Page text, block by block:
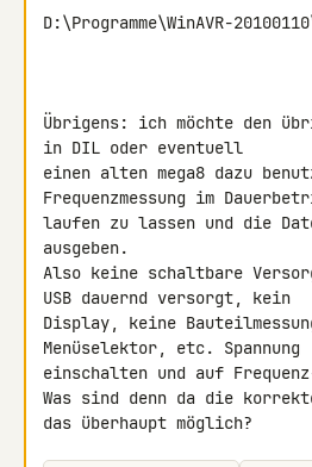
D:\Programme\WinAVR-
Übrigens: ich möchte den
in DIL oder eventuell
einen alten mega8 dazu
Frequenzmessung im
laufen zu lassen und die
ausgeben.
Also keine schaltbare
USB dauernd versorgt, kein
Display, keine
Menüselektor, etc. Spannung
einschalten und auf
Was sind denn da die
das überhaupt möglich?